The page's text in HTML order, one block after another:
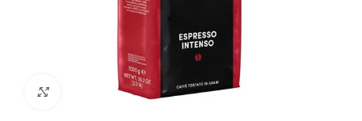
Click to enlarge